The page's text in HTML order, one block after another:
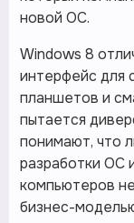
новой ОС.
Windows 8
интерфейс для
планшетов и
пытается
понимают, что
разработки ОС
компьютеров
бизнес-